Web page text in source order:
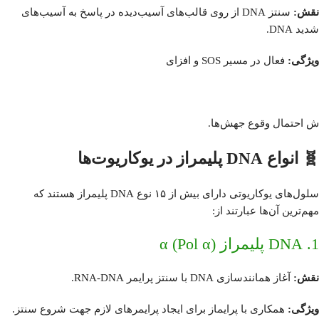
نقش:
سنتز DNA از روی قالب‌های آسیب‌دیده در پاسخ به آسیب‌های
شدید DNA.
ویژگی: فعال در مسیر SOS و افزای
ش احتمال وقوع جهش‌ها.
🧬 انواع DNA پلیمراز در یوکاریوت‌ها
سلول‌های یوکاریوتی دارای بیش از ۱۵ نوع DNA پلیمراز هستند که
مهم‌ترین آن‌ها عبارتند از:
1. DNA پلیمراز α (Pol α)
نقش: آغاز همانندسازی DNA با سنتز پرایمر RNA-DNA.
ویژگی: همکاری با پرایماز برای ایجاد پرایمرهای لازم جهت شروع سنتز.